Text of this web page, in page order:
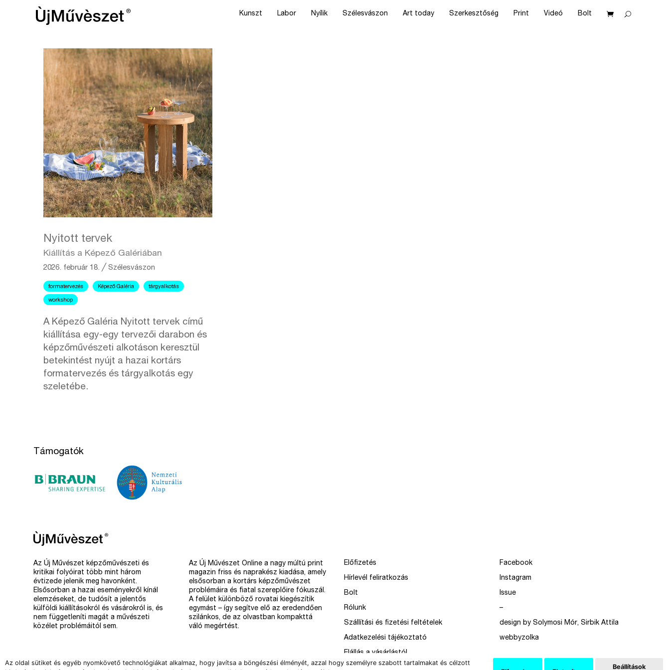
Az oldal sütiket és egyéb nyomkövető technológiákat alkalmaz, hogy javítsa a böngészési élményét, azzal hogy személyre szabott tartalmakat és célzott
Beállítások
Kunszt Labor Nyílik Szélesvászon Art today Szerkesztőség Print Videó Bolt
Nyitott tervek
Kiállítás a Képező Galériában
2026. február 18. ╱Szélesvászon
formatervezés Képező Galéria tárgyalkotás
workshop
A Képező Galéria Nyitott tervek című
kiállítása egy-egy tervezői darabon és
képzőművészeti alkotáson keresztül
betekintést nyújt a hazai kortárs
formatervezés és tárgyalkotás egy
szeletébe.
Támogatók
Az Új Művészet képzőművészeti és
kritikai folyóirat több mint három
évtizede jelenik meg havonként.
Elsősorban a hazai eseményekről kínál
elemzéseket, de tudósít a jelentős
külföldi kiállításokról és vásárokról is, és
nem függetleníti magát a művészeti
közélet problémáitól sem.
Az Új Művészet Online a nagy múltú print
magazin friss és naprakész kiadása, amely
elsősorban a kortárs képzőművészet
problémáira és fiatal szereplőire fókuszál.
A felület különböző rovatai kiegészítik
egymást – így segítve elő az eredendően
szilánkos, de az olvastban kompakttá
váló megértést.
Előfizetés
Hírlevél feliratkozás
Bolt
Rólunk
Szállítási és fizetési feltételek
Adatkezelési tájékoztató
Elállás a vásárlástól
Facebook
Instagram
Issue
–
design by Solymosi Mór, Sirbik Attila
webbyzolka